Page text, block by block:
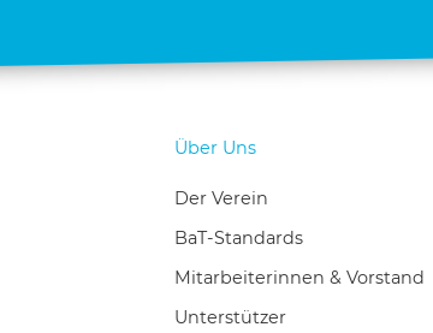
Über Uns
Der Verein
BaT-Standards
Mitarbeiterinnen & Vorstand
Unterstützer